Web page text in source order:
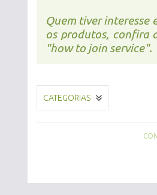
Quem tiver interesse
os produtos, confira
"how to join service".
CATEGORIAS